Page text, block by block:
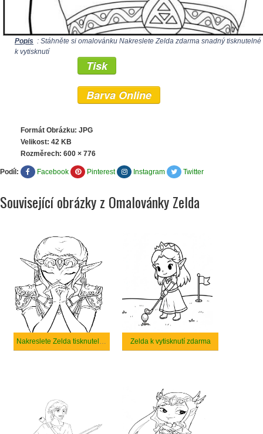
Popis : Stáhněte si omalovánku Nakreslete Zelda zdarma snadný tisknutelné
k vytisknutí
Tisk
Barva Online
Formát Obrázku: JPG
Velikost: 42 KB
Rozměrech: 600 × 776
Podíl: Facebook Pinterest Instagram Twitter
Související obrázky z Omalovánky Zelda
Nakreslete Zelda tisknutelné Zelda k vytisknutí zdarma